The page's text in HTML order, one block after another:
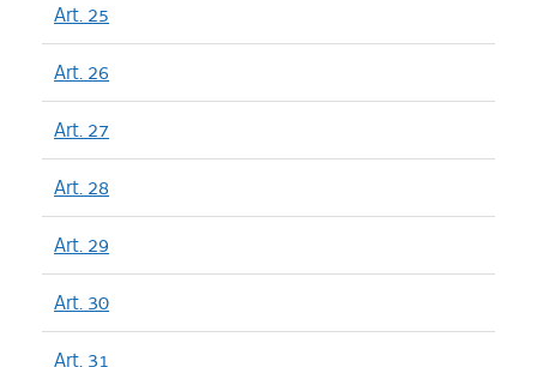
Art. 25
Art. 26
Art. 27
Art. 28
Art. 29
Art. 30
Art. 31